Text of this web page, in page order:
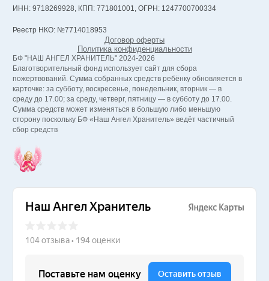
ИНН: 9718269928, КПП: 771801001, ОГРН: 1247700700334
Реестр НКО: №7714018953
Договор оферты
Политика конфиденциальности
БФ "НАШ АНГЕЛ ХРАНИТЕЛЬ" 2024-2026
Благотворительный фонд использует сайт для сбора
пожертвований. Сумма собранных средств ребёнку обновляется в
карточке: за субботу, воскресенье, понедельник, вторник — в
среду до 17.00; за среду, четверг, пятницу — в субботу до 17.00.
Сумма средств может изменяться в большую либо меньшую
сторону поскольку БФ «Наш Ангел Хранитель» ведёт частичный
сбор средств